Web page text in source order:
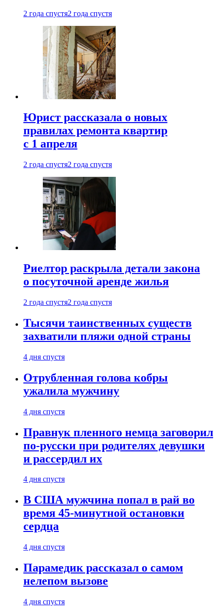
2 года спустя2 года спустя
Юрист рассказала о новых
правилах ремонта квартир
с 1 апреля
2 года спустя2 года спустя
Риелтор раскрыла детали закона
о посуточной аренде жилья
2 года спустя2 года спустя
Тысячи таинственных существ
захватили пляжи одной страны
4 дня спустя
Отрубленная голова кобры
ужалила мужчину
4 дня спустя
Правнук пленного немца заговорил
по-русски при родителях девушки
и рассердил их
4 дня спустя
В США мужчина попал в рай во
время 45-минутной остановки
сердца
4 дня спустя
Парамедик рассказал о самом
нелепом вызове
4 дня спустя